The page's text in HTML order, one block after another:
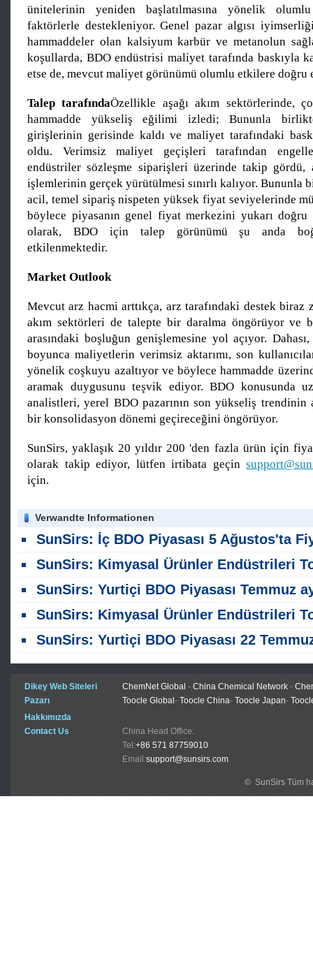
ünitelerinin yeniden başlatılmasına yönelik
faktörlerle destekleniyor. Genel pazar algısı
hammaddeler olan kalsiyum karbür ve metanolun
koşullarda, BDO endüstrisi maliyet tarafında baskıyla
etse de, mevcut maliyet görünümü olumlu etkilere doğru
Talep tarafındaÖzellikle aşağı akım sektörlerinde,
hammadde yükseliş eğilimi izledi; Bununla
girişlerinin gerisinde kaldı ve maliyet tarafındaki
oldu. Verimsiz maliyet geçişleri tarafından
endüstriler sözleşme siparişleri üzerinde takip gördü,
işlemlerinin gerçek yürütülmesi sınırlı kalıyor. Bununla
acil, temel sipariş nispeten yüksek fiyat seviyelerinde
böylece piyasanın genel fiyat merkezini yukarı doğru
olarak, BDO için talep görünümü şu anda
etkilenmektedir.
Market Outlook
Mevcut arz hacmi arttıkça, arz tarafındaki destek biraz
akım sektörleri de talepte bir daralma öngörüyor ve
arasındaki boşluğun genişlemesine yol açıyor.
boyunca maliyetlerin verimsiz aktarımı, son
yönelik coşkuyu azaltıyor ve böylece hammadde
aramak duygusunu teşvik ediyor. BDO konusunda
analistleri, yerel BDO pazarının son yükseliş trendinin
bir konsolidasyon dönemi geçireceğini öngörüyor.
SunSirs, yaklaşık 20 yıldır 200 'den fazla ürün için
olarak takip ediyor, lütfen irtibata geçin
için.
Verwandte Informationen
SunSirs: İç BDO Piyasası 5 Ağustos'ta Fiyat Seviyelerinde Dar Dalgalanmalar
SunSirs: Kimyasal Ürünler Endüstrileri Toplu Emtia İstihbaratı (5 Ağustos
SunSirs: Yurtiçi BDO Piyasası Temmuz ayında Hafif Bir İyileşme
SunSirs: Kimyasal Ürünler Endüstrileri Toplu Emtia İstihbaratı (23 Temmuz
SunSirs: Yurtiçi BDO Piyasası 22 Temmuz ' da Sessiz ve Istikrarlı
Dikey Web Siteleri ChemNet Global - China Chemical Network -
Pazarı
Toocle Global - Toocle China- Toocle Japan-
Hakkımızda
Contact Us
China Head Office:
Tel:+86 571 87759010
Email:support@sunsirs.com
© SunSirs Tüm